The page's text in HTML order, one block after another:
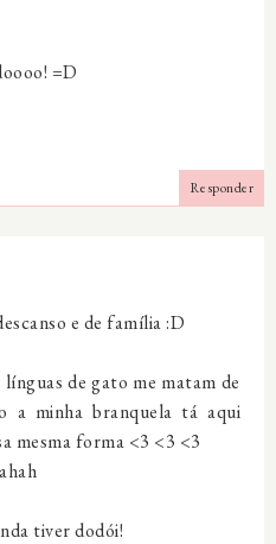
=D
Responder
e de família :D
de gato me matam de
a minha branquela tá aqui
mesma forma <3 <3 <3
tiver dodói!